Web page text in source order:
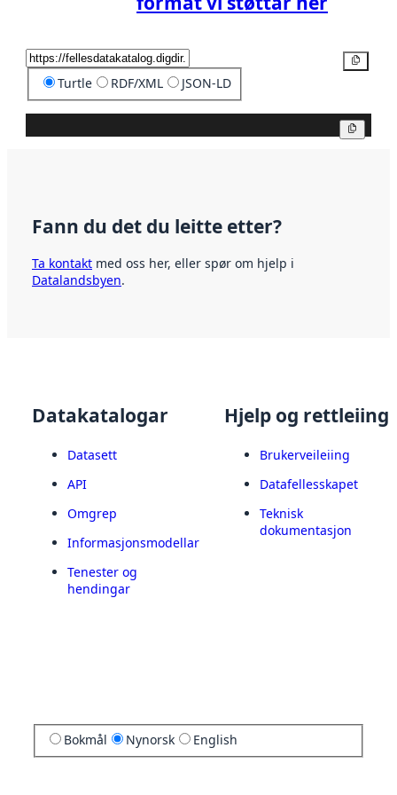
Turtle RDF/XML JSON-LD
Fann du det du leitte etter?
Ta kontakt med oss her, eller spør om hjelp i
Datalandsbyen.
Datakatalogar
Datasett
API
Omgrep
Informasjonsmodellar
Tenester og
hendingar
Hjelp og rettleiing
Brukerveileiing
Datafellesskapet
Teknisk
dokumentasjon
Bokmål Nynorsk English